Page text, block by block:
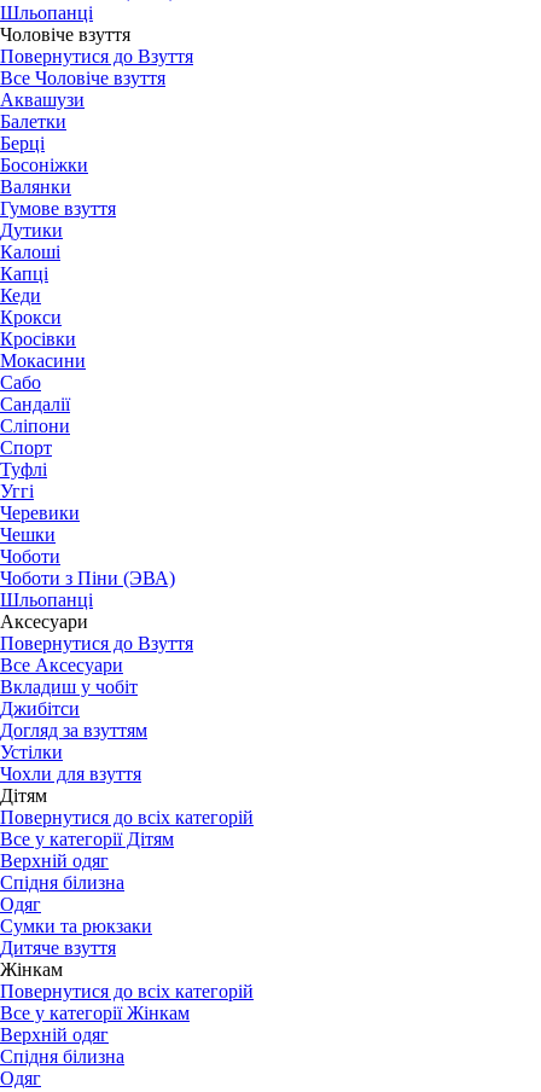
Шльопанці
Чоловіче взуття
Повернутися до Взуття
Все Чоловіче взуття
Аквашузи
Балетки
Берці
Босоніжки
Валянки
Гумове взуття
Дутики
Калоші
Капці
Кеди
Крокси
Кросівки
Мокасини
Сабо
Сандалії
Сліпони
Спорт
Туфлі
Уггі
Черевики
Чешки
Чоботи
Чоботи з Піни (ЭВА)
Шльопанці
Аксесуари
Повернутися до Взуття
Все Аксесуари
Вкладиш у чобіт
Джибітси
Догляд за взуттям
Устілки
Чохли для взуття
Дітям
Повернутися до всіх категорій
Все у категорії Дітям
Верхній одяг
Спідня білизна
Одяг
Сумки та рюкзаки
Дитяче взуття
Жінкам
Повернутися до всіх категорій
Все у категорії Жінкам
Верхній одяг
Спідня білизна
Одяг